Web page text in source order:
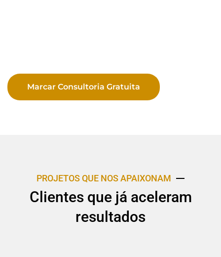
Marcar Consultoria Gratuita
PROJETOS QUE NOS APAIXONAM
Clientes que já aceleram
resultados